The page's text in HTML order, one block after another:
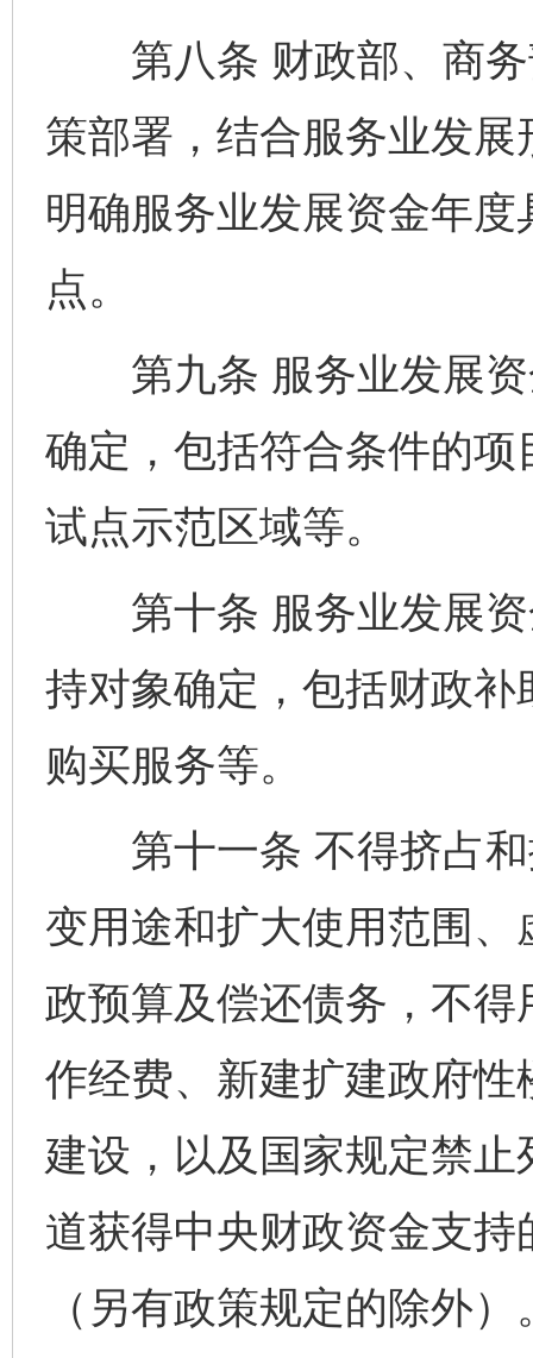
第八条 财政部、商务
策部署，结合服务业发
明确服务业发展资金年
点。
第九条 服务业发展资
确定，包括符合条件的
试点示范区域等。
第十条 服务业发展资
持对象确定，包括财政
购买服务等。
第十一条 不得挤占和
变用途和扩大使用范围
政预算及偿还债务，不
作经费、新建扩建政府
建设，以及国家规定禁
道获得中央财政资金支
（另有政策规定的除外）